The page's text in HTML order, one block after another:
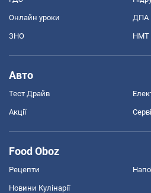
Онлайн уроки ДПА
ЗНО НМТ
Авто
Тест Драйв
Акції
Food Oboz
Рецепти
Новини Кулінарії